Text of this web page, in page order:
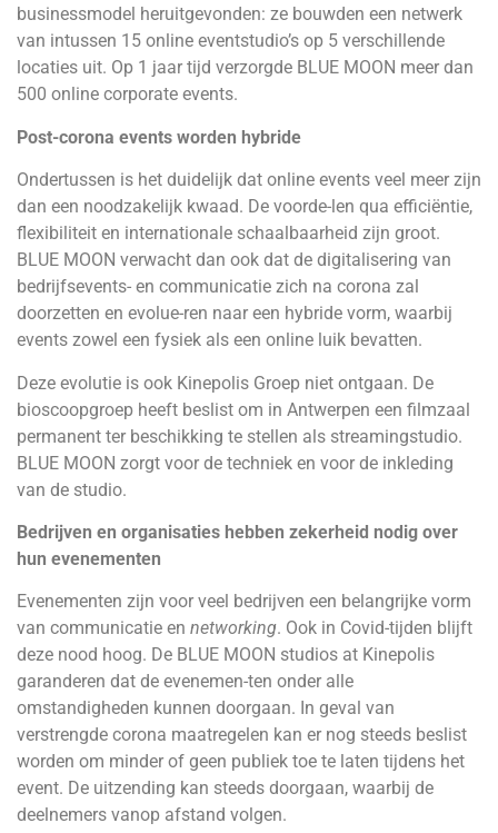
businessmodel heruitgevonden: ze bouwden een netwerk
van intussen 15 online eventstudio’s op 5 verschillende
locaties uit. Op 1 jaar tijd verzorgde BLUE MOON meer dan
500 online corporate events.
Post-corona events worden hybride
Ondertussen is het duidelijk dat online events veel meer zijn
dan een noodzakelijk kwaad. De voorde-len qua efficiëntie,
flexibiliteit en internationale schaalbaarheid zijn groot.
BLUE MOON verwacht dan ook dat de digitalisering van
bedrijfsevents- en communicatie zich na corona zal
doorzetten en evolue-ren naar een hybride vorm, waarbij
events zowel een fysiek als een online luik bevatten.
Deze evolutie is ook Kinepolis Groep niet ontgaan. De
bioscoopgroep heeft beslist om in Antwerpen een filmzaal
permanent ter beschikking te stellen als streamingstudio.
BLUE MOON zorgt voor de techniek en voor de inkleding
van de studio.
Bedrijven en organisaties hebben zekerheid nodig over
hun evenementen
Evenementen zijn voor veel bedrijven een belangrijke vorm
van communicatie en networking. Ook in Covid-tijden blijft
deze nood hoog. De BLUE MOON studios at Kinepolis
garanderen dat de evenemen-ten onder alle
omstandigheden kunnen doorgaan. In geval van
verstrengde corona maatregelen kan er nog steeds beslist
worden om minder of geen publiek toe te laten tijdens het
event. De uitzending kan steeds doorgaan, waarbij de
deelnemers vanop afstand volgen.